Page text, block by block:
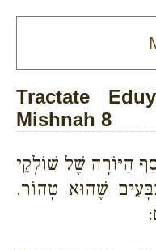
Tractate
Mishnah 8
הַיּוֹרָה שֶׁל שׁוֹלְקֵי
שֶׁהוּא טָהוֹר.